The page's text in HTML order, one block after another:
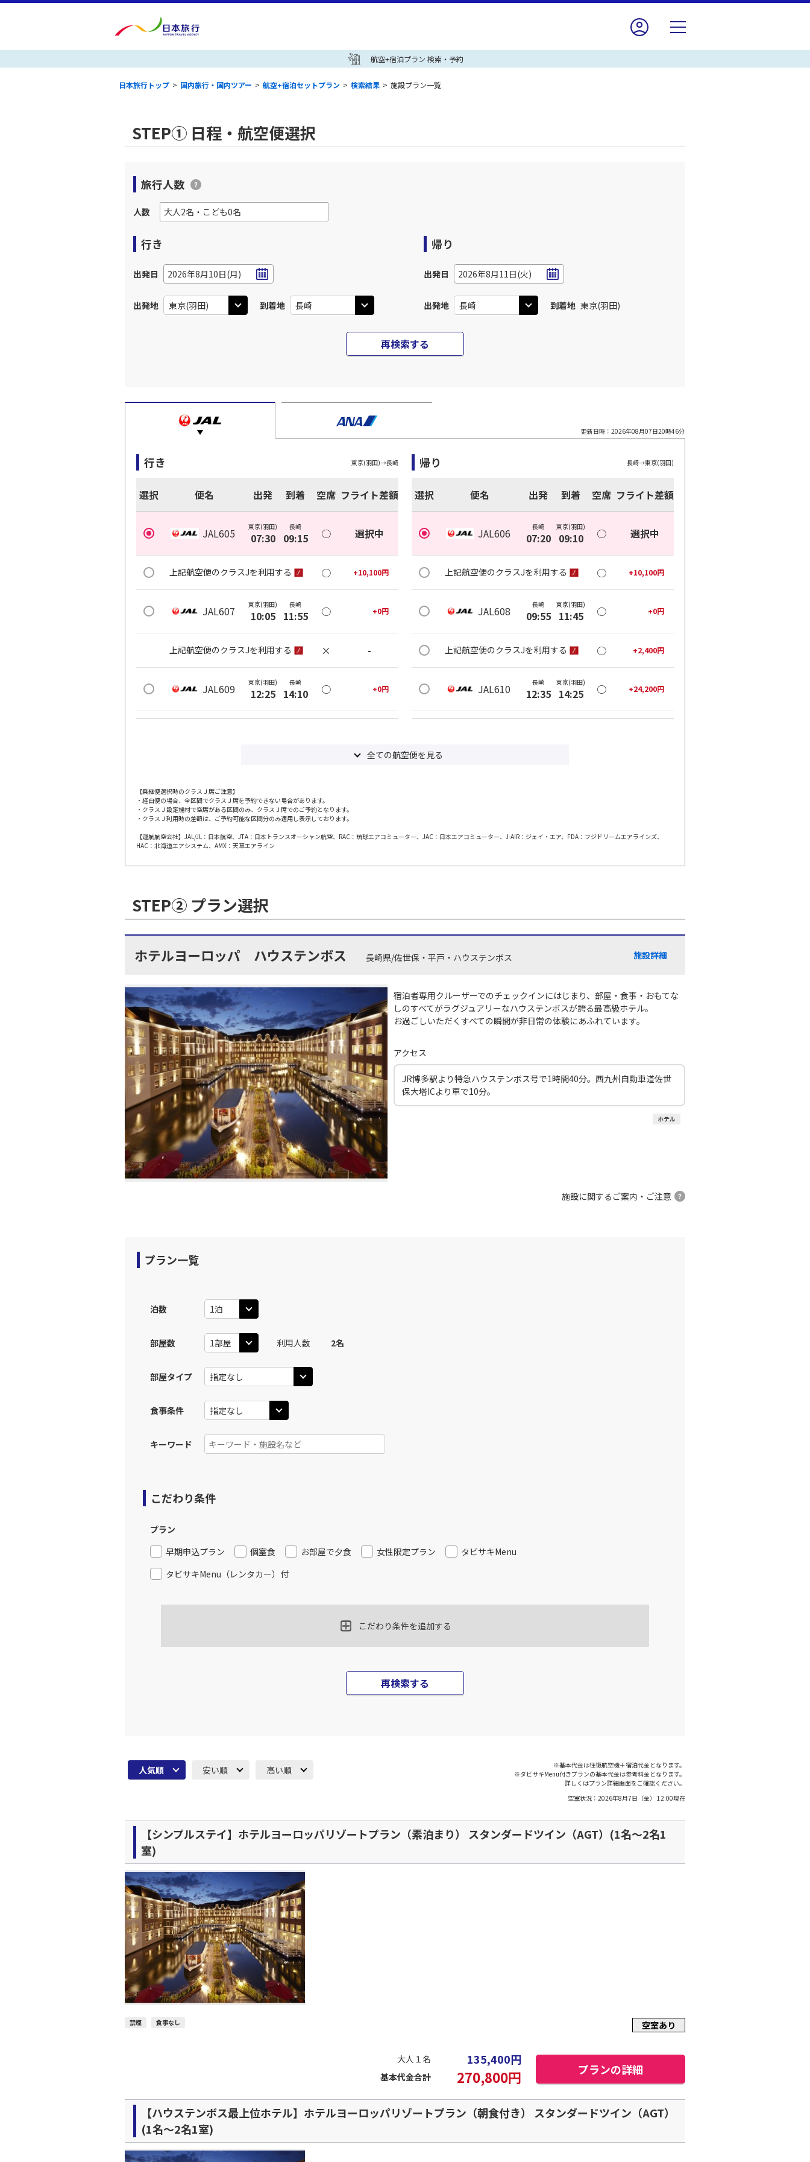
航空+宿泊プラン 検索・予約
日本旅行トップ > 国内旅行・国内ツアー > 航空+宿泊セットプラン > 検索結果 > 施設プラン一覧
STEP① 日程・航空便選択
旅行人数
人数
行き
出発日 2026年8月10日(月)
出発地 到着地
帰り
出発日 2026年8月11日(火)
出発地 到着地 東京(羽田)
再検索する
更新日時： 2026年08月07日20時46分
行き 東京(羽田)→長崎
選択 便名 出発 到着 空席 フライト差額
JAL605 東京(羽田)
07:30
長崎
09:15 ○ 選択中
上記航空便のクラスJを利用する ○ +10,100円
JAL607 東京(羽田)
10:05
長崎
11:55 ○ +0円
上記航空便のクラスJを利用する × -
JAL609 東京(羽田)
12:25
長崎
14:10 ○ +0円
上記航空便のクラスJを利用する ○
JAL613 東京(羽田)
17:45
長崎 ○
JAL615 東京(羽田) ○ +0円
上記航空便のクラスJを利用する × -
帰り 長崎→東京(羽田)
選択 便名 出発 到着 空席 フライト差額
JAL606 長崎
07:20
東京(羽田)
09:10 ○ 選択中
上記航空便のクラスJを利用する ○ +10,100円
JAL608 長崎
09:55
東京(羽田)
11:45 ○ +0円
上記航空便のクラスJを利用する ○ +2,400円
JAL610 長崎
12:35
東京(羽田)
14:25 ○ +24,200円
JAL614 長崎 東京(羽田)
JAL616 ○ +11,800円
上記航空便のクラスJを利用する +2,400円
全ての航空便を見る
【乗継便選択時のクラスＪ席ご注意】
・経由便の場合、全区間でクラスＪ席を予約できない場合があります。
・クラスＪ設定機材で空席がある区間のみ、クラスＪ席でのご予約となります。
・クラスＪ利用時の差額は、ご予約可能な区間分のみ適用し表示しております。
【運航航空会社】JAL/JL：日本航空、JTA：日本トランスオーシャン航空、RAC：琉球エアコミューター、JAC：日本エアコミューター、J-AIR：ジェイ・エア、FDA：フジドリームエアラインズ、
HAC：北海道エアシステム、AMX：天草エアライン
STEP② プラン選択
ホテルヨーロッパ ハウステンボス 長崎県/佐世保・平戸・ハウステンボス 施設詳細
宿泊者専用クルーザーでのチェックインにはじまり、部屋・食事・おもてな
しのすべてがラグジュアリーなハウステンボスが誇る最高級ホテル。
お過ごしいただくすべての瞬間が非日常の体験にあふれています。
アクセス
JR博多駅より特急ハウステンボス号で1時間40分。西九州自動車道佐世
保大塔ICより車で10分。
ホテル
施設に関するご案内・ご注意
プラン一覧
泊数
部屋数 利用人数 2名
部屋タイプ
食事条件
キーワード
こだわり条件
プラン
早期申込プラン
個室食 お部屋で夕食 女性限定プラン
タビサキMenu
タビサキMenu（レンタカー）付
こだわり条件を追加する
再検索する
人気順 安い順 高い順
※基本代金は往復航空機＋宿泊代金となります。
※タビサキMenu付きプランの基本代金は参考料金となります。
詳しくはプラン詳細画面をご確認ください。
空室状況： 2026年8月7日（金） 12:00現在
【シンプルステイ】ホテルヨーロッパリゾートプラン（素泊まり） スタンダードツイン（AGT）(1名～2名1
室)
禁煙 食事なし 空室あり
大人１名 135,400円
基本代金合計 270,800円 プランの詳細
【ハウステンボス最上位ホテル】ホテルヨーロッパリゾートプラン（朝食付き） スタンダードツイン（AGT）
(1名～2名1室)